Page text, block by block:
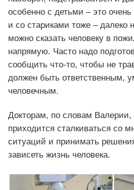
особенно с детьми – это
и со стариками тоже –
можно сказать человеку в
напрямую. Часто надо
сообщить что-то, чтобы не
должен быть ответственным,
человечным.
Докторам, по словам
приходится сталкиваться со
ситуаций и принимать
зависеть жизнь человека.